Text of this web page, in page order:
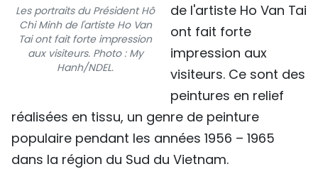
Les portraits du Président Hô
Chi Minh de l'artiste Ho Van
Tai ont fait forte impression
aux visiteurs. Photo : My
Hanh/NDEL.
de l'artiste Ho Van Tai
ont fait forte
impression aux
visiteurs. Ce sont des
peintures en relief
réalisées en tissu, un genre de peinture
populaire pendant les années 1956 – 1965
dans la région du Sud du Vietnam.